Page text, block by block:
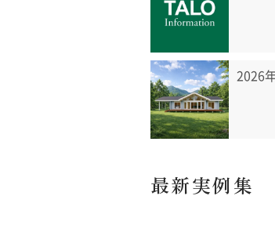
2026
最新実例集